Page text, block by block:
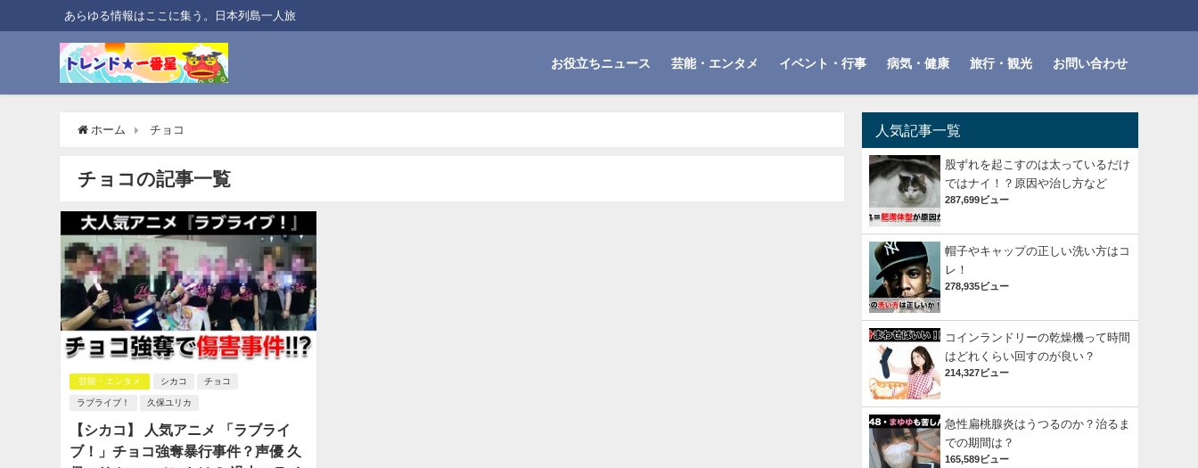
あらゆる情報はここに集う。日本列島一人旅
お役立ちニュース 芸能・エンタメ イベント・行事 病気・健康 旅行・観光 お問い合わせ
ホーム チョコ
チョコの記事一覧
芸能・エンタメ シカコ チョコ
ラブライブ！ 久保ユリカ
【シカコ】 人気アニメ 「ラブライ
ブ！」チョコ強奪暴行事件？声優 久
人気記事一覧
股ずれを起こすのは太っているだけ
ではナイ！？原因や治し方など
287,699ビュー
帽子やキャップの正しい洗い方はコ
レ！
278,935ビュー
コインランドリーの乾燥機って時間
はどれくらい回すのが良い？
214,327ビュー
急性扁桃腺炎はうつるのか？治るま
での期間は？
165,589ビュー